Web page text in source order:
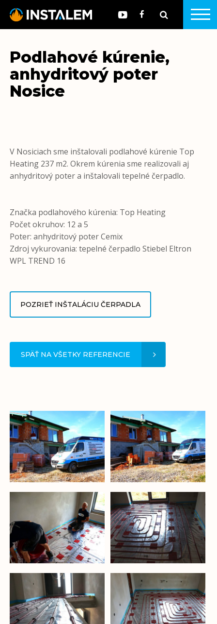
Podlahové kúrenie,
anhydritový poter
Nosice
V Nosiciach sme inštalovali podlahové kúrenie Top
Heating 237 m2. Okrem kúrenia sme realizovali aj
anhydritový poter a inštalovali tepelné čerpadlo.
Značka podlahového kúrenia: Top Heating
Počet okruhov: 12 a 5
Poter: anhydritový poter Cemix
Zdroj vykurovania: tepelné čerpadlo Stiebel Eltron
WPL TREND 16
POZRIEŤ INŠTALÁCIU ČERPADLA
SPÄŤ NA VŠETKY REFERENCIE